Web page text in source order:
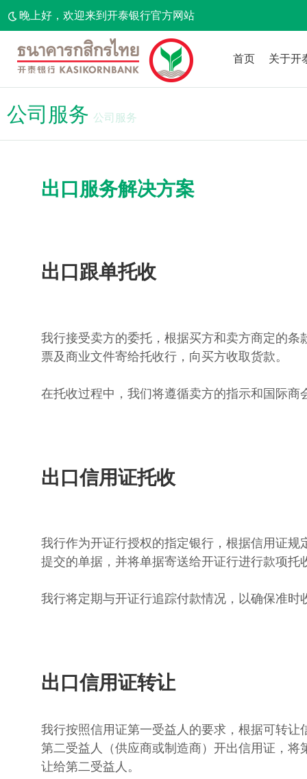
晚上好，欢迎来到开泰银行官方网站
首页 关于开
公司服务 公司服务
出口服务解决方案
出口跟单托收
我行接受卖方的委托，根据买方和卖方商定的条
票及商业文件寄给托收行，向买方收取货款。
在托收过程中，我们将遵循卖方的指示和国际商
出口信用证托收
我行作为开证行授权的指定银行，根据信用证规
提交的单据，并将单据寄送给开证行进行款项托
我行将定期与开证行追踪付款情况，以确保准时
出口信用证转让
我行按照信用证第一受益人的要求，根据可转让
第二受益人（供应商或制造商）开出信用证，将
让给第二受益人。